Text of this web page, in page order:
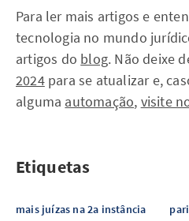
Para ler mais artigos e
tecnologia no mundo
artigos do blog. Não deixe
2024para se atualizar e,
alguma automação, visite
Etiquetas
mais juízas na 2a instância